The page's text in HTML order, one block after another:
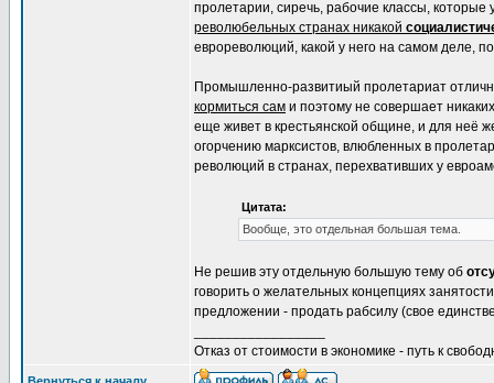
пролетарии, сиречь, рабочие классы, которые
революбельных странах никакой
еврореволюций, какой у него на самом деле,
Промышленно-развитиый пролетариат
кормиться сам и поэтому не совершает
еще живет в крестьянской общине, и для неё
огорчению марксистов, влюбленных в
революций в странах, перехвативших у
Цитата:
Вообще, это отдельная большая тема.
Не решив эту отдельную большую тему об
говорить о желательных концепциях
предложении - продать рабсилу (свое
Отказ от стоимости в экономике - путь к